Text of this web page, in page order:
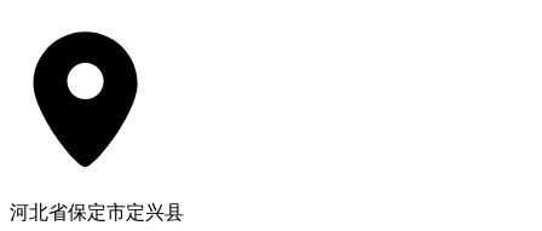
河北省保定市定兴县